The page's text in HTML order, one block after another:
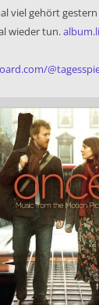
viel gehört
wieder tun.